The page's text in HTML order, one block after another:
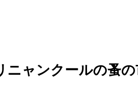
ニャンクールの蚤